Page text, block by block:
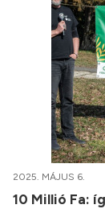
2025. MÁJUS 6.
10 Millió Fa: